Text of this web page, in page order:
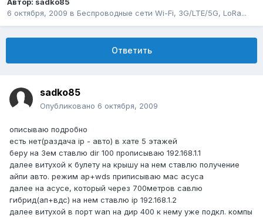
Автор: sadko85
6 октября, 2009 в Беспроводные сети Wi-Fi, 3G/LTE/5G, LoRa...
Ответить
sadko85
Опубликовано 6 октября, 2009
описываю подробно
есть нет(раздача ip - авто) в хате 5 этажей
беру на 3ем ставлю dir 100 прописываю 192.168.1.1
далее витухой к булету на крышу на нем ставлю получение
айпи авто. режим ap+wds приписываю мас асуса
далее на асусе, который через 700метров савлю
гибрид(ап+вдс) на нем ставлю ip 192.168.1.2
далее витухой в порт wan на дир 400 к нему уже подкл. компы